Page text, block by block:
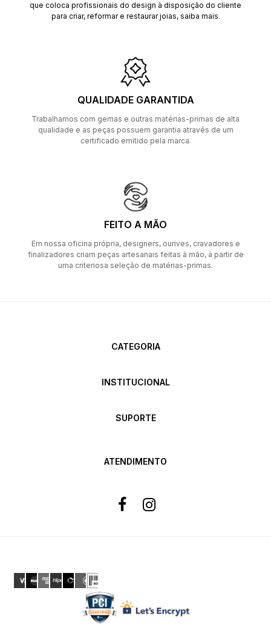
que coloca profissionais do design à disposição do cliente
para criar, reformar e restaurar joias, saiba mais.
QUALIDADE GARANTIDA
Trabalhamos com gemas e outras matérias-primas de alta
qualidade e as peças possuem garantia através de um
certificado emitido pela marca.
FEITO A MÃO
Em nossa oficina própria, designers, ourives, cravadores e
finalizadores criam peças artesanais feitas à mão, à partir de
uma criteriosa seleção de matérias-primas.
CATEGORIA
INSTITUCIONAL
SUPORTE
ATENDIMENTO